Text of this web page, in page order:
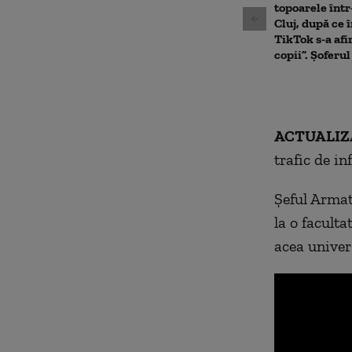
topoarele
Cluj, după ce
TikTok s-a
copii”.
trafic de
Șeful
la o
acea